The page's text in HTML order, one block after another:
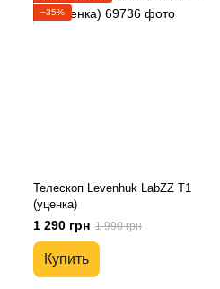
−35%
Телескоп Levenhuk LabZZ T1
(уценка)
1 290 грн 1 990 грн
Купить